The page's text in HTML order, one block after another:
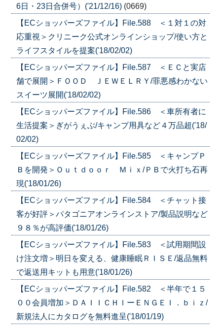
6日・23日合併号）('21/12/16) (0669)
【ECショッパーズファイル】File.588 ＜１対１の対
応重視＞クリニーク公式オンラインショップ/使い方と
ライフスタイルを提案('18/02/02)
【ECショッパーズファイル】File.587 ＜ＥＣと実店
舗で展開＞ＦＯＯＤ ＪＥＷＥＬＲＹ/罪悪感わかない
スイーツ展開('18/02/02)
【ECショッパーズファイル】File.586 ＜車所有者に
生活提案＞ぎがうぇぶ/キャンプ用具など４万品超('18/
02/02)
【ECショッパーズファイル】File.585 ＜キャンプＰ
Ｂを開発＞Ｏｕｔｄｏｏｒ Ｍｉｘ/ＰＢで火打ち石再
現('18/01/26)
【ECショッパーズファイル】File.584 ＜チャット接
客が好評＞パタゴニアオンラインストア/製品説明など
９８％が高評価('18/01/26)
【ECショッパーズファイル】File.583 ＜試用期間設
け注文増＞明日を変える、健康睡眠ＲＩＳＥ/返品無料
で返送用キットも用意('18/01/26)
【ECショッパーズファイル】File.582 ＜半年で１５
００会員増加＞ＤＡＩＩＣＨＩーＥＮＧＥＩ．ｂｉｚ/
新規法人にカタログを無料進呈('18/01/19)